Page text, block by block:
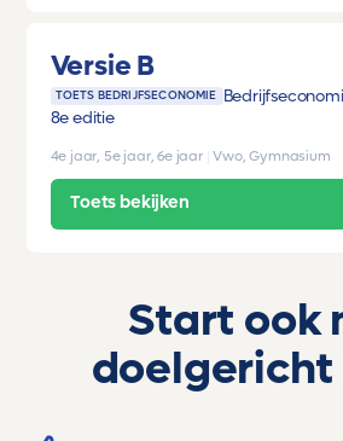
Versie B
TOETS BEDRIJFSECONOMIE
8e editie
4e jaar, 5e jaar, 6e jaar Vwo, Gymnasium
Toets bekijken
Start ook
doelgericht